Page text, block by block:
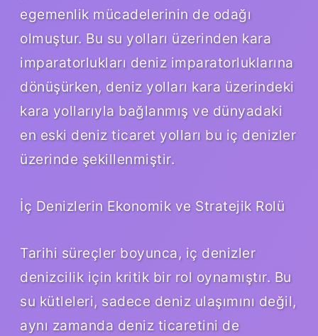
egemenlik mücadelerinin de odağı
olmuştur. Bu su yolları üzerinden kara
imparatorlukları deniz imparatorluklarına
dönüşürken, deniz yolları kara üzerindeki
kara yollarıyla bağlanmış ve dünyadaki
en eski deniz ticaret yolları bu iç denizler
üzerinde şekillenmiştir.
İç Denizlerin Ekonomik ve Stratejik Rolü
Tarihi süreçler boyunca, iç denizler
denizcilik için kritik bir rol oynamıştır. Bu
su kütleleri, sadece deniz ulaşımını değil,
aynı zamanda deniz ticaretini de